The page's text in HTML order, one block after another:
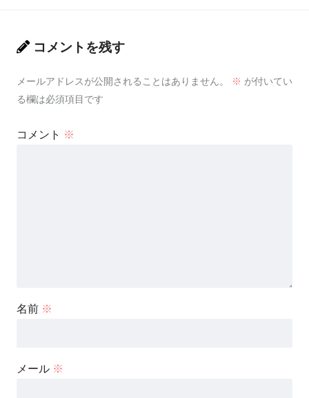
コメントを残す
メールアドレスが公開されることはありません。 ※ が付いてい
る欄は必須項目です
コメント ※
名前 ※
メール ※